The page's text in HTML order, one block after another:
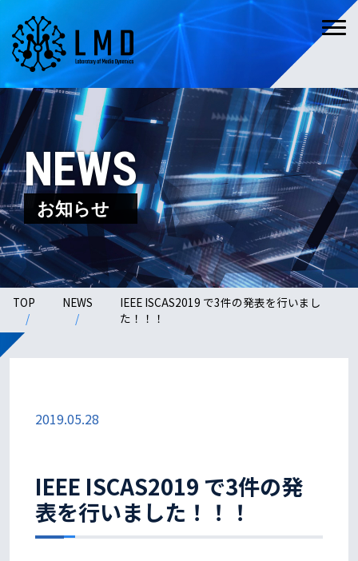
NEWS
お知らせ
TOP NEWS
IEEE ISCAS2019 で3件の発表を行いまし
た！！！
2019.05.28
IEEE ISCAS2019 で3件の発
表を行いました！！！